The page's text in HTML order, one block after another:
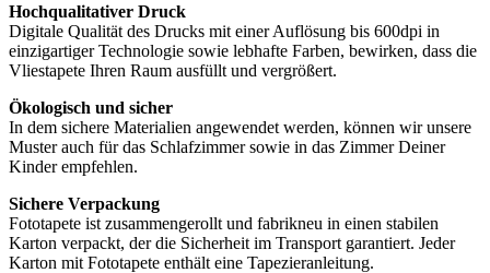
Hochqualitativer Druck
Digitale Qualität des Drucks mit einer Auflösung bis 600dpi in
einzigartiger Technologie sowie lebhafte Farben, bewirken, dass die
Vliestapete Ihren Raum ausfüllt und vergrößert.
Ökologisch und sicher
In dem sichere Materialien angewendet werden, können wir unsere
Muster auch für das Schlafzimmer sowie in das Zimmer Deiner
Kinder empfehlen.
Sichere Verpackung
Fototapete ist zusammengerollt und fabrikneu in einen stabilen
Karton verpackt, der die Sicherheit im Transport garantiert. Jeder
Karton mit Fototapete enthält eine Tapezieranleitung.